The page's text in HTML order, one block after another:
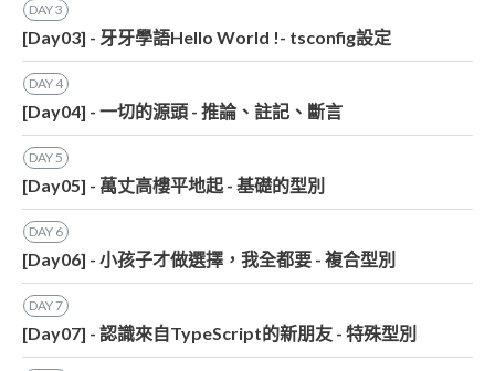
DAY3
[Day03] - 牙牙學語Hello World !- tsconfig設定
DAY4
[Day04] - 一切的源頭 - 推論、註記、斷言
DAY5
[Day05] - 萬丈高樓平地起 - 基礎的型別
DAY 6
[Day06] - 小孩子才做選擇，我全都要 - 複合型別
DAY7
[Day07] - 認識來自TypeScript的新朋友 - 特殊型別